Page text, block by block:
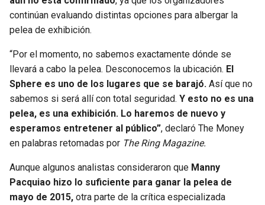
continúan evaluando distintas opciones para albergar la
pelea de exhibición.
“Por el momento, no sabemos exactamente dónde se
llevará a cabo la pelea. Desconocemos la ubicación. El
Sphere es uno de los lugares que se barajó. Así que no
sabemos si será allí con total seguridad. Y esto no es una
pelea, es una exhibición. Lo haremos de nuevo y
esperamos entretener al público”, declaró The Money
en palabras retomadas por The Ring Magazine.
Aunque algunos analistas consideraron que Manny
Pacquiao hizo lo suficiente para ganar la pelea de
mayo de 2015, otra parte de la crítica especializada